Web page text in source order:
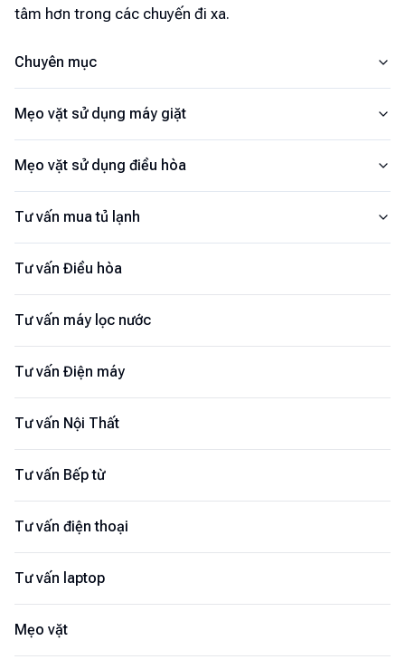
Chuyên mục
Mẹo vặt sử dụng máy giặt
Mẹo vặt sử dụng điều hòa
Tư vấn mua tủ lạnh
Tư vấn Điều hòa
Tư vấn máy lọc nước
Tư vấn Điện máy
Tư vấn Nội Thất
Tư vấn Bếp từ
Tư vấn điện thoại
Tư vấn laptop
Mẹo vặt
tâm hơn trong các chuyến đi xa.